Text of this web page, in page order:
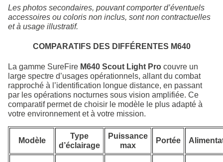
Les photos secondaires, pouvant comporter d’éventuels
accessoires ou coloris non inclus, sont non contractuelles
et à usage illustratif.
COMPARATIFS DES DIFFÉRENTES M640
La gamme SureFire M640 Scout Light Pro couvre un
large spectre d’usages opérationnels, allant du combat
rapproché à l’identification longue distance, en passant
par les opérations nocturnes sous vision amplifiée. Ce
comparatif permet de choisir le modèle le plus adapté à
votre environnement et à votre mission.
Modèle
Type
d’éclairage
Puissance
max
Portée